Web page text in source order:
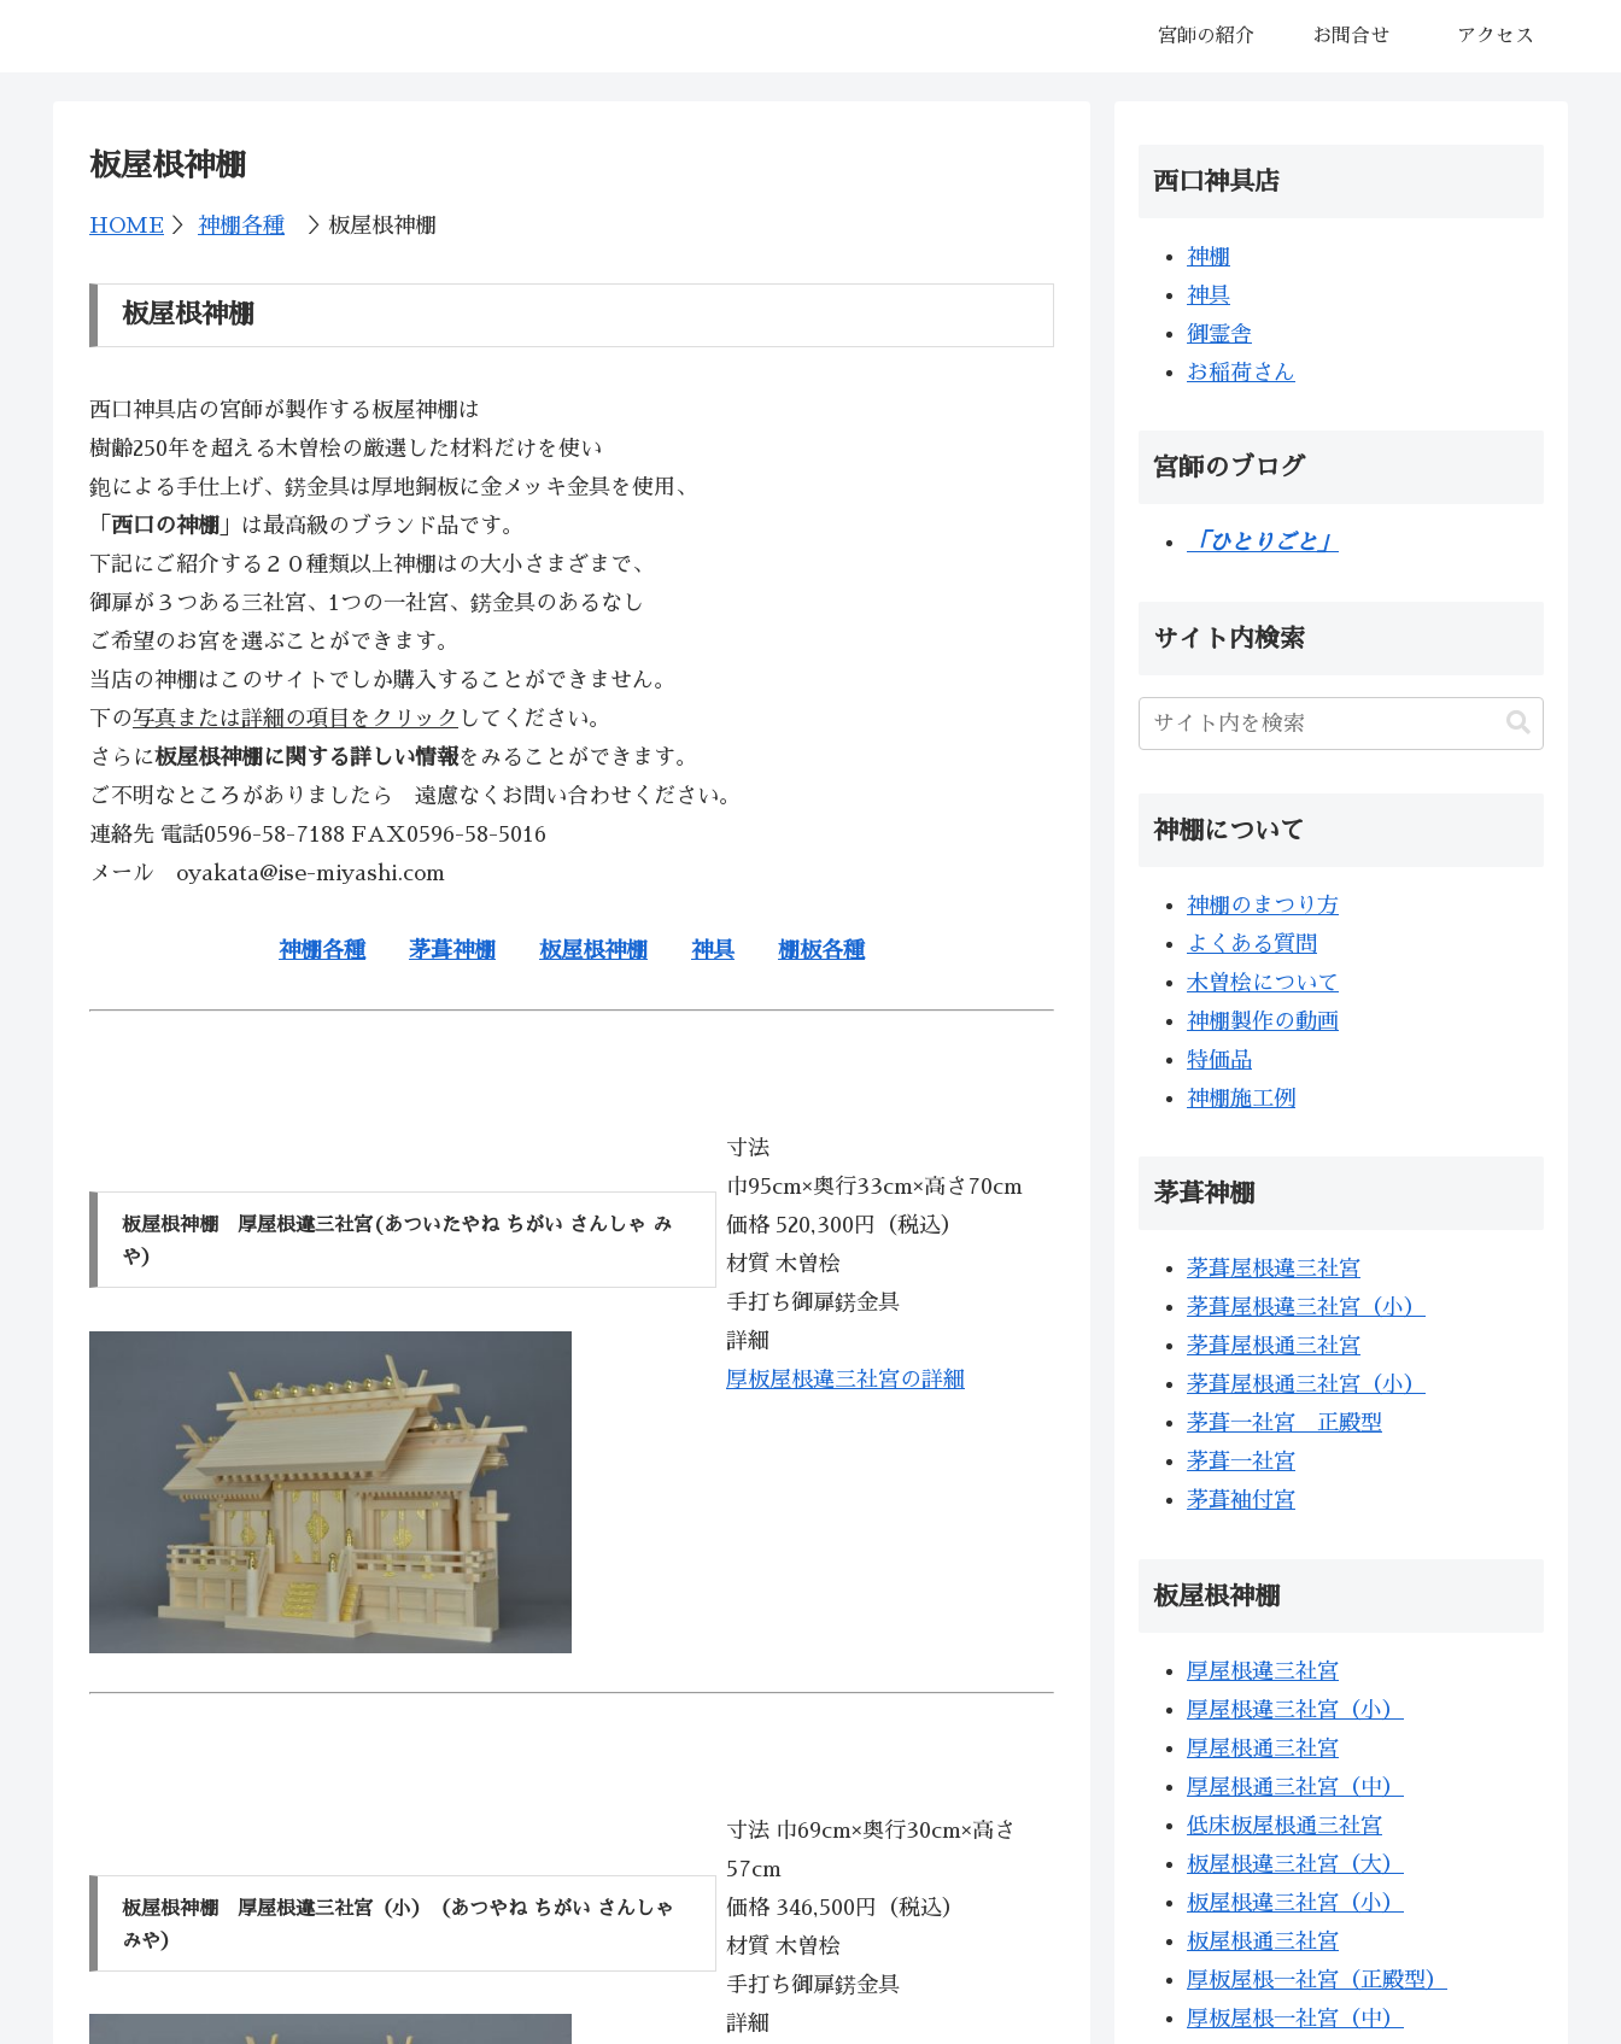
宮師の紹介 お問合せ アクセス
板屋根神棚
HOME ＞ 神棚各種 ＞板屋根神棚
板屋根神棚
西口神具店の宮師が製作する板屋神棚は
樹齢250年を超える木曽桧の厳選した材料だけを使い
鉋による手仕上げ、錺金具は厚地銅板に金メッキ金具を使用、
「 西口の神棚 」は最高級のブランド品です。
下記にご紹介する２０種類以上神棚はの大小さまざまで、
御扉が３つある三社宮、1つの一社宮、錺金具のあるなし
ご希望のお宮を選ぶことができます。
当店の神棚はこのサイトでしか購入することができません。
下の写真または詳細の項目をクリック してください。
さらに板屋根神棚に関する詳しい情報をみることができます。
ご不明なところがありましたら 遠慮なくお問い合わせください。
連絡先 電話0596-58-7188 FAX0596-58-5016
メール oyakata@ise-miyashi.com
神棚各種 茅葺神棚 板屋根神棚 神具 棚板各種
板屋根神棚 厚屋根違三社宮(あついたやね ちがい さんしゃ み
や）
寸法
巾95cm×奥行33cm×高さ70cm
価格 520,300円（税込）
材質 木曽桧
手打ち御扉錺金具
詳細
厚板屋根違三社宮の詳細
板屋根神棚 厚屋根違三社宮（小）（あつやね ちがい さんしゃ
みや）
寸法 巾69cm×奥行30cm×高さ
57cm
価格 346,500円（税込）
材質 木曽桧
手打ち御扉錺金具
詳細
西口神具店
神棚
神具
御霊舎
お稲荷さん
宮師のブログ
「ひとりごと」
サイト内検索
神棚について
神棚のまつり方
よくある質問
木曽桧について
神棚製作の動画
特価品
神棚施工例
茅葺神棚
茅葺屋根違三社宮
茅葺屋根違三社宮（小）
茅葺屋根通三社宮
茅葺屋根通三社宮（小）
茅葺一社宮 正殿型
茅葺一社宮
茅葺袖付宮
板屋根神棚
厚屋根違三社宮
厚屋根違三社宮（小）
厚屋根通三社宮
厚屋根通三社宮（中）
低床板屋根通三社宮
板屋根違三社宮（大）
板屋根違三社宮（小）
板屋根通三社宮
厚板屋根一社宮（正殿型）
厚板屋根一社宮（中）